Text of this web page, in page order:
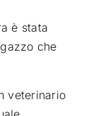
è stata
che
veterinario